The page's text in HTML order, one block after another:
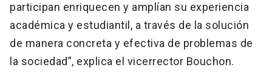
participan enriquecen y amplían su experiencia
académica y estudiantil, a través de la solución
de manera concreta y efectiva de problemas de
la sociedad”, explica el vicerrector Bouchon.